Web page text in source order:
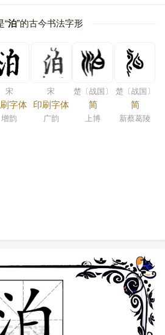
“泊”的古今书法字形
宋
字体
增韵
宋
印刷字体
广韵
楚〔战国〕
简
上博
楚〔战国〕
简
新蔡葛陵